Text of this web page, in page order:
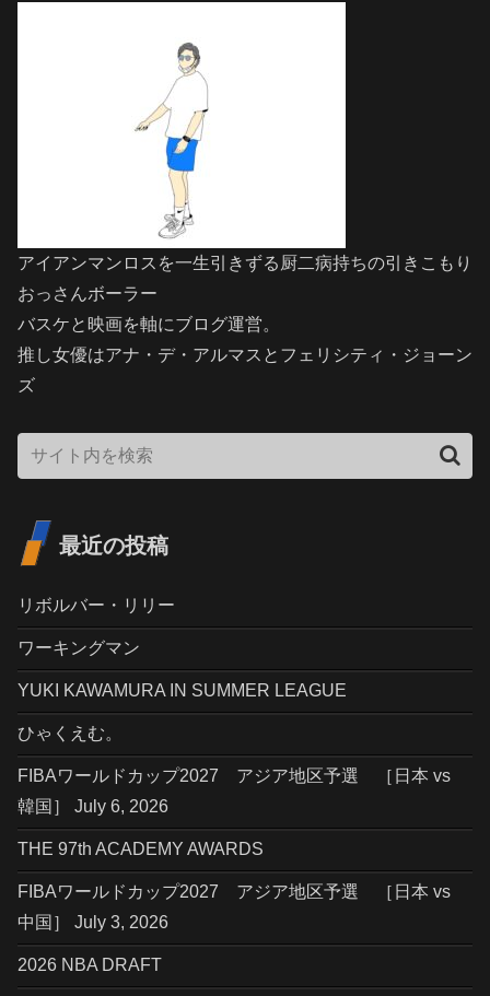
アイアンマンロスを一生引きずる厨二病持ちの引きこもり
おっさんボーラー
バスケと映画を軸にブログ運営。
推し女優はアナ・デ・アルマスとフェリシティ・ジョーン
ズ
最近の投稿
リボルバー・リリー
ワーキングマン
YUKI KAWAMURA IN SUMMER LEAGUE
ひゃくえむ。
FIBAワールドカップ2027 アジア地区予選 ［日本 vs
韓国］ July 6, 2026
THE 97th ACADEMY AWARDS
FIBAワールドカップ2027 アジア地区予選 ［日本 vs
中国］ July 3, 2026
2026 NBA DRAFT